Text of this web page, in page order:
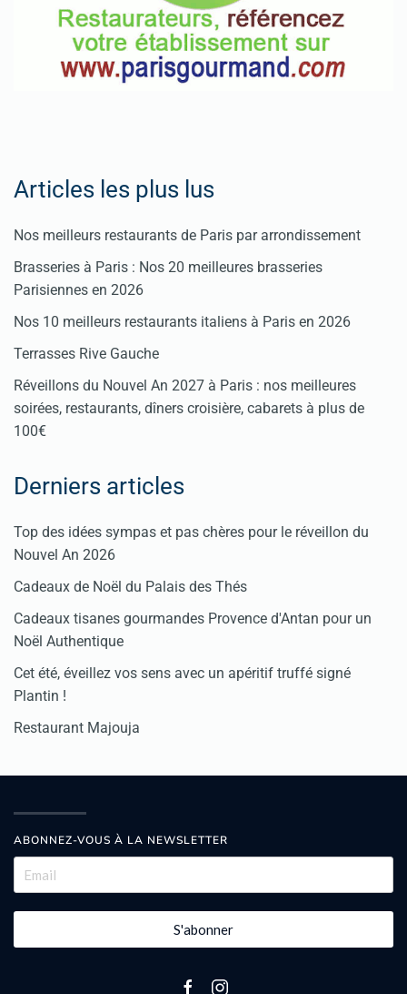
Articles les plus lus
Nos meilleurs restaurants de Paris par arrondissement
Brasseries à Paris : Nos 20 meilleures brasseries
Parisiennes en 2026
Nos 10 meilleurs restaurants italiens à Paris en 2026
Terrasses Rive Gauche
Réveillons du Nouvel An 2027 à Paris : nos meilleures
soirées, restaurants, dîners croisière, cabarets à plus de
100€
Derniers articles
Top des idées sympas et pas chères pour le réveillon du
Nouvel An 2026
Cadeaux de Noël du Palais des Thés
Cadeaux tisanes gourmandes Provence d'Antan pour un
Noël Authentique
Cet été, éveillez vos sens avec un apéritif truffé signé
Plantin !
Restaurant Majouja
ABONNEZ-VOUS À LA NEWSLETTER
S'abonner